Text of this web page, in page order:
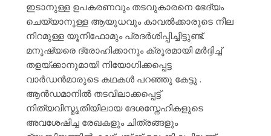
ഇടാനുള്ള ഉപകരണവും തടവുകാരനെ ഭേദ്യം
ചെയ്യാനുള്ള ആയുധവും കാവൽക്കാരുടെ നീല
നിറമുള്ള യൂനിഫോമും പ്രദർശിപ്പിച്ചിട്ടുണ്ട്.
മനുഷ്യരെ ദ്രോഹിക്കാനും ക്രൂരമായി മർദ്ദിച്ച്
തളയ്ക്കാനുമായി നിയോഗിക്കപ്പെട്ട
വാർഡൻമാരുടെ കഥകൾ പറഞ്ഞു കേട്ടു .
ആൻഡമാനിൽ തടവിലാക്കപ്പെട്ട്
നിത്യവിസ്മൃതിയിലായ ദേശസ്നേഹികളുടെ
അവശേഷിച്ച രേഖകളും ചിത്രങ്ങളും